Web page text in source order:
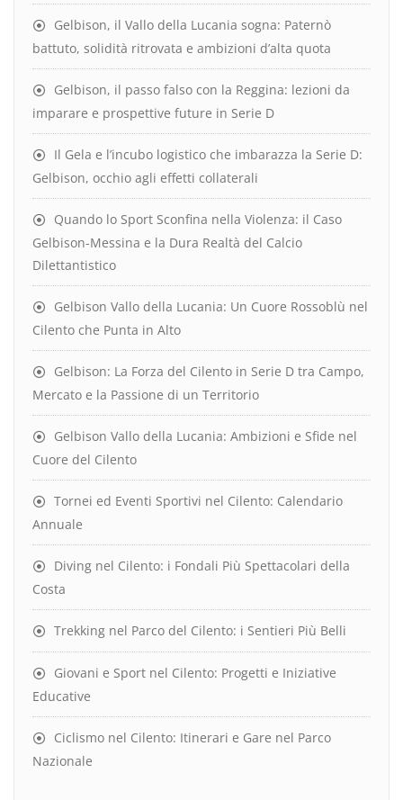
Gelbison, il Vallo della Lucania sogna: Paternò
battuto, solidità ritrovata e ambizioni d’alta quota
Gelbison, il passo falso con la Reggina: lezioni da
imparare e prospettive future in Serie D
Il Gela e l’incubo logistico che imbarazza la Serie D:
Gelbison, occhio agli effetti collaterali
Quando lo Sport Sconfina nella Violenza: il Caso
Gelbison-Messina e la Dura Realtà del Calcio
Dilettantistico
Gelbison Vallo della Lucania: Un Cuore Rossoblù nel
Cilento che Punta in Alto
Gelbison: La Forza del Cilento in Serie D tra Campo,
Mercato e la Passione di un Territorio
Gelbison Vallo della Lucania: Ambizioni e Sfide nel
Cuore del Cilento
Tornei ed Eventi Sportivi nel Cilento: Calendario
Annuale
Diving nel Cilento: i Fondali Più Spettacolari della
Costa
Trekking nel Parco del Cilento: i Sentieri Più Belli
Giovani e Sport nel Cilento: Progetti e Iniziative
Educative
Ciclismo nel Cilento: Itinerari e Gare nel Parco
Nazionale